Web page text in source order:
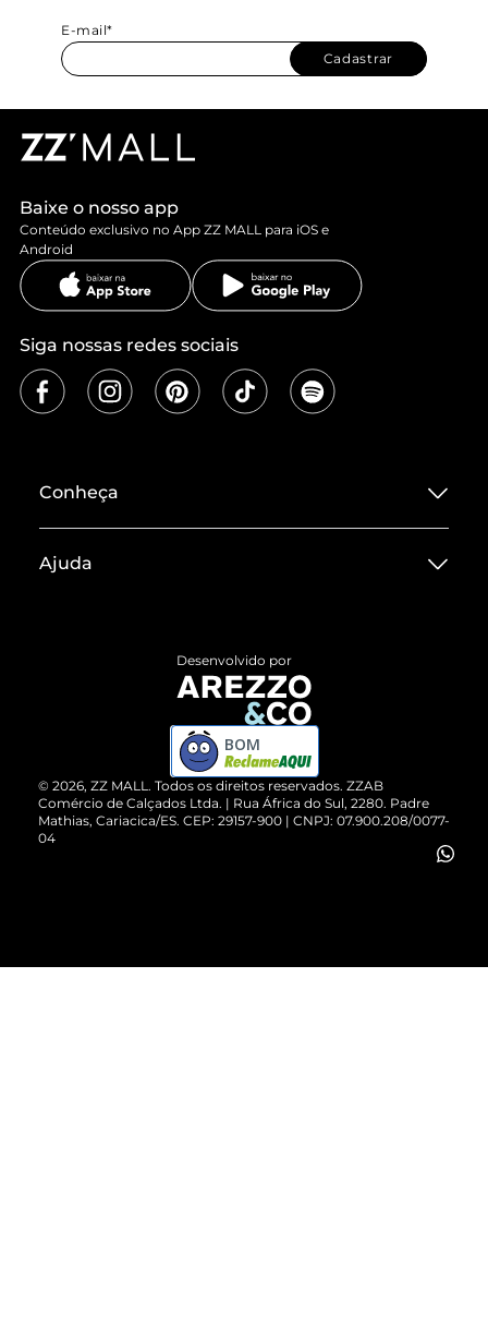
E-mail*
Cadastrar
Baixe o nosso app
Conteúdo exclusivo no App ZZ MALL para iOS e
Android
Siga nossas redes sociais
Conheça
Termos de Uso
ZZ MALL é confiável
Cartão Presente
Vendas Corporativas
Ajuda
Devolução do Produto
Compre pelo WhatsApp
© 2026, ZZ MALL. Todos os direitos reservados. ZZAB
Comércio de Calçados Ltda. | Rua África do Sul, 2280. Padre
Mathias, Cariacica/ES. CEP: 29157-900 | CNPJ: 07.900.208/0077-
04
Desenvolvido por
BOM